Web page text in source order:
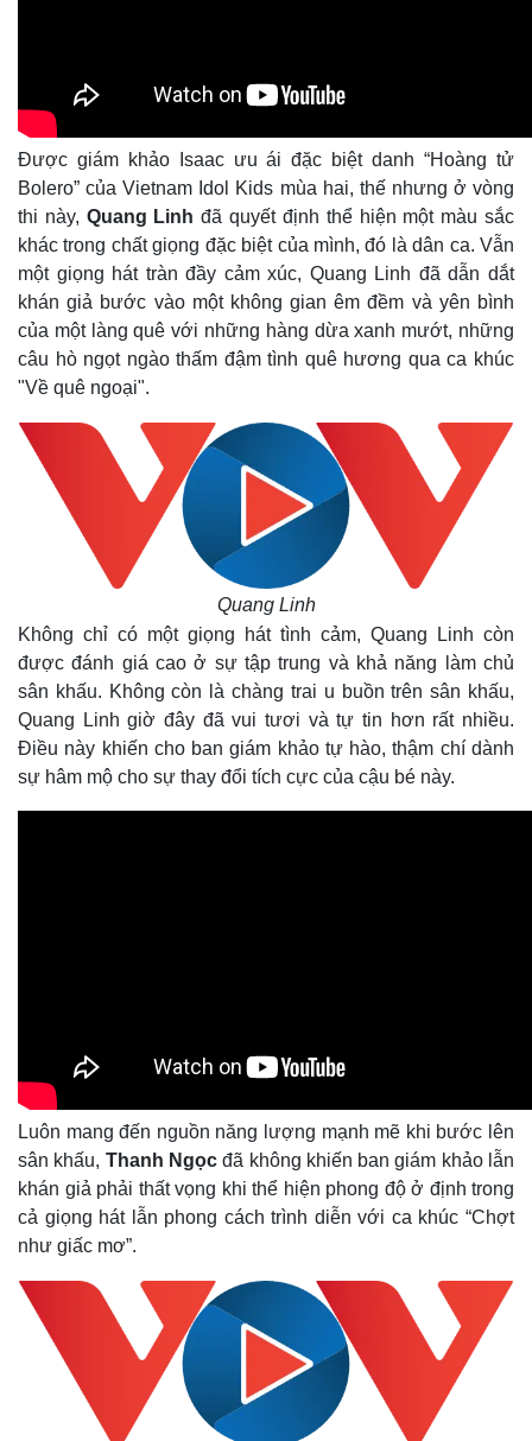
Được giám khảo Isaac ưu ái đặc biệt danh “Hoàng tử
Bolero” của Vietnam Idol Kids mùa hai, thế nhưng ở vòng
thi này, Quang Linh đã quyết định thể hiện một màu sắc
khác trong chất giọng đặc biệt của mình, đó là dân ca. Vẫn
một giọng hát tràn đầy cảm xúc, Quang Linh đã dẫn dắt
khán giả bước vào một không gian êm đềm và yên bình
của một làng quê với những hàng dừa xanh mướt, những
câu hò ngọt ngào thấm đậm tình quê hương qua ca khúc
"Về quê ngoại".
Quang Linh
Không chỉ có một giọng hát tình cảm, Quang Linh còn
được đánh giá cao ở sự tập trung và khả năng làm chủ
sân khấu. Không còn là chàng trai u buồn trên sân khấu,
Quang Linh giờ đây đã vui tươi và tự tin hơn rất nhiều.
Điều này khiến cho ban giám khảo tự hào, thậm chí dành
sự hâm mộ cho sự thay đổi tích cực của cậu bé này.
Luôn mang đến nguồn năng lượng mạnh mẽ khi bước lên
sân khấu, Thanh Ngọcđã không khiến ban giám khảo lẫn
khán giả phải thất vọng khi thể hiện phong độ ở định trong
cả giọng hát lẫn phong cách trình diễn với ca khúc “Chợt
như giấc mơ”.